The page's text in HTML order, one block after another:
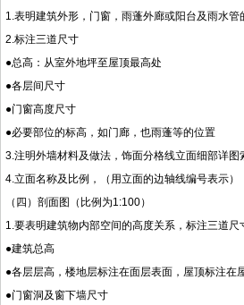
1.表明建筑外形，门窗，雨蓬外廊或阳台及雨水管
2.标注三道尺寸
●总高：从室外地坪至屋顶最高处
●各层间尺寸
●门窗高度尺寸
●必要部位的标高，如门廊，也雨蓬等的位置
3.注明外墙材料及做法，饰面分格线立面细部详图
4.立面名称及比例，（用立面的边轴线编号表示）
（四）剖面图（比例为1:100）
1.要表明建筑物内部空间的高度关系，标注三道尺
●建筑总高
●各层层高，楼地层标注在面层表面，屋顶标注在
●门窗洞及窗下墙尺寸